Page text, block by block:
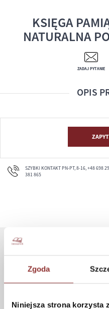
Zgoda
Niniejsza strona korzysta
KSIĘGA
NATURALNA
ZADAJ PYTANIE
OPIS
SZYBKI KONTAKT PN-PT, 8-16, +48 698
381 865
Jak